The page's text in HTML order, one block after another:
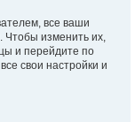
все ваши
Чтобы изменить их,
и перейдите по
свои настройки и